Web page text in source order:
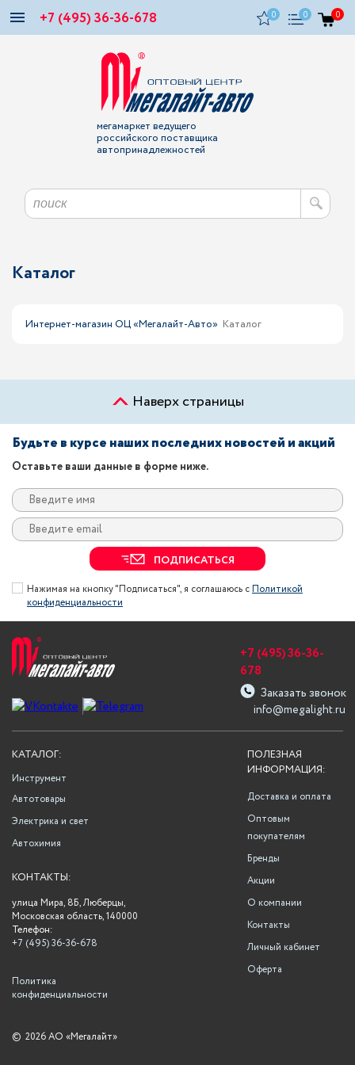
+7 (495) 36-36-678 0 0 0
мегамаркет ведущего
российского поставщика
автопринадлежностей
Каталог
Интернет-магазин ОЦ «Мегалайт-Авто» Каталог
Наверх страницы
Будьте в курсе наших последних новостей и акций
Оставьте ваши данные в форме ниже.
ПОДПИСАТЬСЯ
Нажимая на кнопку "Подписаться", я соглашаюсь сПолитикой
конфиденциальности
info@megalight.ru
+7 (495) 36-36-
678
Заказать звонок
ПОЛЕЗНАЯ
ИНФОРМАЦИЯ:
Доставка и оплата
Оптовым
покупателям
Бренды
Акции
О компании
Контакты
Личный кабинет
Оферта
КАТАЛОГ:
Инструмент
Автотовары
Электрика и свет
Автохимия
КОНТАКТЫ:
улица Мира, 8Б, Люберцы,
Московская область, 140000
Телефон:
+7 (495) 36-36-678
Политика
конфиденциальности
© 2026 АО «Мегалайт»